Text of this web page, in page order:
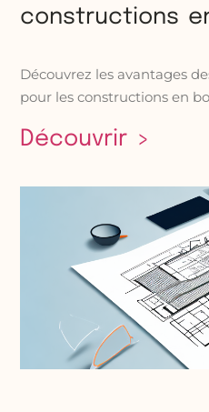
constructions
Découvrez les avantages
pour les constructions en
Découvrir >